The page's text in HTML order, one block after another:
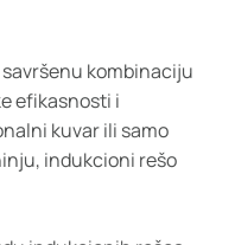
kombinaciju
efikasnosti i
kuvar ili samo
indukcioni rešo